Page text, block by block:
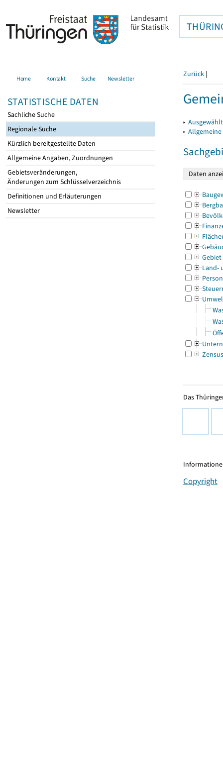
Home Kontakt Suche Newsletter
STATISTISCHE DATEN
Sachliche Suche
Regionale Suche
Kürzlich bereitgestellte Daten
Allgemeine Angaben, Zuordnungen
Gebietsveränderungen,
Änderungen zum Schlüsselverzeichnis
Definitionen und Erläuterungen
Newsletter
Zurück |
▸
▸
Gebiet
Land-
Zensus
Das
Copyright